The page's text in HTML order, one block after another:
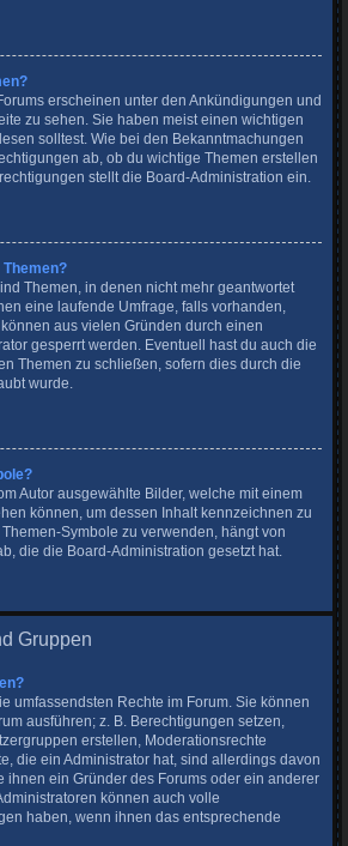
erscheinen unter den Ankündigungen und
zu sehen. Sie haben meist einen wichtigen
solltest. Wie bei den Bekanntmachungen
ab, ob du wichtige Themen erstellen
stellt die Board-Administration ein.
Themen, in denen nicht mehr geantwortet
eine laufende Umfrage, falls vorhanden,
aus vielen Gründen durch einen
gesperrt werden. Eventuell hast du auch die
Themen zu schließen, sofern dies durch die
wurde.
Autor ausgewählte Bilder, welche mit einem
können, um dessen Inhalt kennzeichnen zu
Symbole zu verwenden, hängt von
die die Board-Administration gesetzt hat.
Gruppen
umfassendsten Rechte im Forum. Sie können
ausführen; z. B. Berechtigungen setzen,
erstellen, Moderationsrechte
die ein Administrator hat, sind allerdings davon
ihnen ein Gründer des Forums oder ein anderer
können auch volle
haben, wenn ihnen das entsprechende